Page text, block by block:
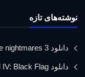
نوشته‌های تازه
دانلود little nightmares 3 برای اندروید
دانلود Assassin’s Creed IV: Black Flag برای اندروید